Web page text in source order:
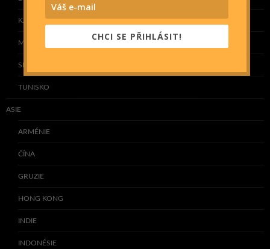
KAPVERDY
MAROKO
SENEGAL
TUNISKO
ASIE
ARMÉNIE
ČÍNA
GRUZIE
HONG KONG
INDIE
INDONÉSIE
CHCI SE PŘIHLÁSIT!